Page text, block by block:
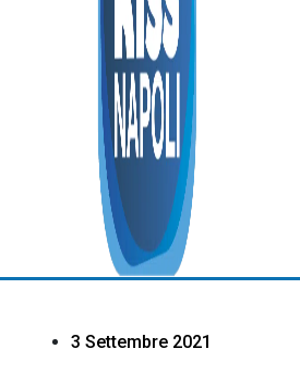
3 Settembre 2021